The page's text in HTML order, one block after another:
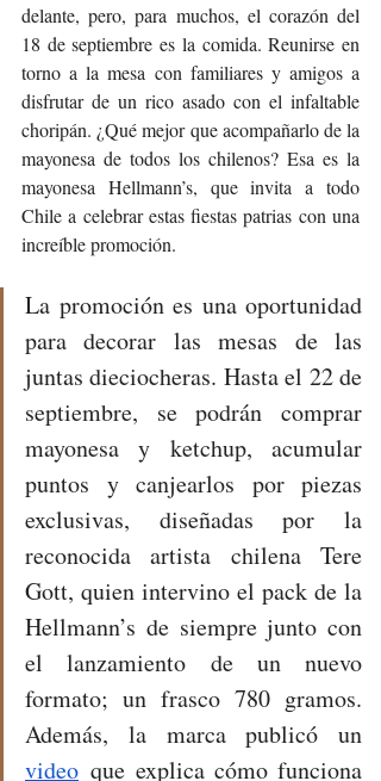
delante, pero, para muchos, el corazón del
18 de septiembre es la comida. Reunirse en
torno a la mesa con familiares y amigos a
disfrutar de un rico asado con el infaltable
choripán. ¿Qué mejor que acompañarlo de la
mayonesa de todos los chilenos? Esa es la
mayonesa Hellmann’s, que invita a todo
Chile a celebrar estas fiestas patrias con una
increíble promoción.
La promoción es una oportunidad
para decorar las mesas de las
juntas dieciocheras. Hasta el 22 de
septiembre, se podrán comprar
mayonesa y ketchup, acumular
puntos y canjearlos por piezas
exclusivas, diseñadas por la
reconocida artista chilena Tere
Gott, quien intervino el pack de la
Hellmann’s de siempre junto con
el lanzamiento de un nuevo
formato; un frasco 780 gramos.
video que explica cómo funciona